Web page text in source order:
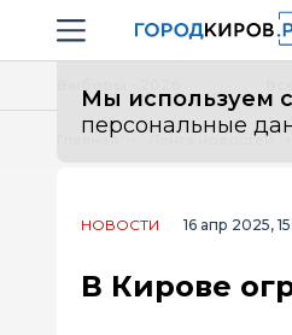
Навигация сайта
Мы используем
персональные
Главная Лента новостей
НОВОСТИ 16 апр 2025,
В Кирове